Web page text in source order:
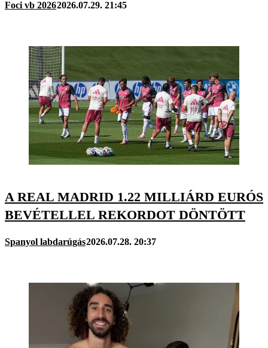
Foci vb 20262026.07.29. 21:45
A REAL MADRID 1.22 MILLIÁRD EURÓS
BEVÉTELLEL REKORDOT DÖNTÖTT
Spanyol labdarúgás2026.07.28. 20:37